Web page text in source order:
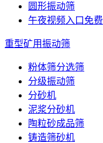
圆形振动筛
午夜视频入口免费
重型矿用振动筛
粉体筛分选筛
分级振动筛
分砂机
泥浆分砂机
陶粒砂成品筛
铸造筛砂机